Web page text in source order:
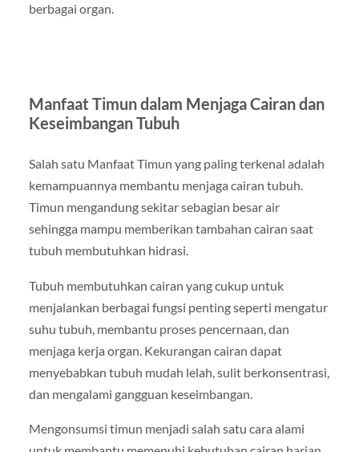
berbagai organ.
Manfaat Timun dalam Menjaga Cairan dan
Keseimbangan Tubuh
Salah satu Manfaat Timun yang paling terkenal adalah
kemampuannya membantu menjaga cairan tubuh.
Timun mengandung sekitar sebagian besar air
sehingga mampu memberikan tambahan cairan saat
tubuh membutuhkan hidrasi.
Tubuh membutuhkan cairan yang cukup untuk
menjalankan berbagai fungsi penting seperti mengatur
suhu tubuh, membantu proses pencernaan, dan
menjaga kerja organ. Kekurangan cairan dapat
menyebabkan tubuh mudah lelah, sulit berkonsentrasi,
dan mengalami gangguan keseimbangan.
Mengonsumsi timun menjadi salah satu cara alami